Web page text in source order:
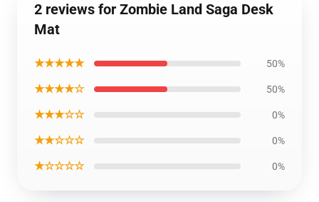
2 reviews for Zombie Land Saga Desk
Mat
★★★★★ 50%
★★★★☆ 50%
★★★☆☆ 0%
★★☆☆☆ 0%
★☆☆☆☆ 0%